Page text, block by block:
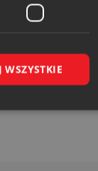
funkcjonowania
WSZYSTKIE